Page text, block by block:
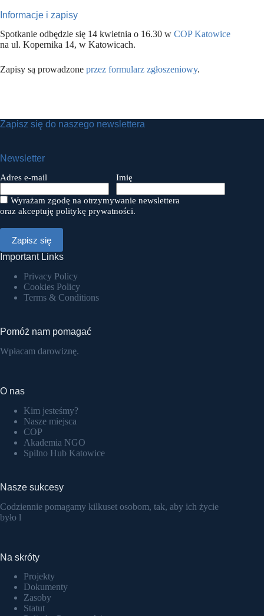
Informacje i zapisy
Spotkanie odbędzie się 14 kwietnia o 16.30 w COP Katowice
na ul. Kopernika 14, w Katowicach.
Zapisy są prowadzone przez formularz zgłoszeniowy.
Zapisz się do naszego newslettera
Newsletter
Adres e-mail Imię
Wyrażam zgodę na otrzymywanie newslettera
oraz akceptuję politykę prywatności.
Important Links
Privacy Policy
Cookies Policy
Terms & Conditions
Pomóż nam pomagać
Wpłacam darowiznę.
O nas
Kim jesteśmy?
Nasze miejsca
COP
Akademia NGO
Spilno Hub Katowice
Nasze sukcesy
Codziennie pomagamy kilkuset osobom, tak, aby ich życie
było l
Na skróty
Projekty
Dokumenty
Zasoby
Statut